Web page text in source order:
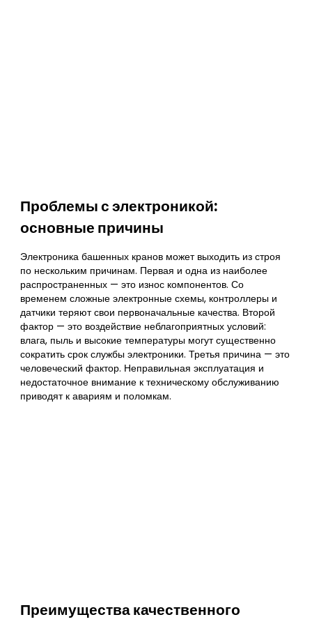
Проблемы с электроникой:
основные причины
Электроника башенных кранов может выходить из строя
по нескольким причинам. Первая и одна из наиболее
распространенных — это износ компонентов. Со
временем сложные электронные схемы, контроллеры и
датчики теряют свои первоначальные качества. Второй
фактор — это воздействие неблагоприятных условий:
влага, пыль и высокие температуры могут существенно
сократить срок службы электроники. Третья причина — это
человеческий фактор. Неправильная эксплуатация и
недостаточное внимание к техническому обслуживанию
приводят к авариям и поломкам.
Преимущества качественного